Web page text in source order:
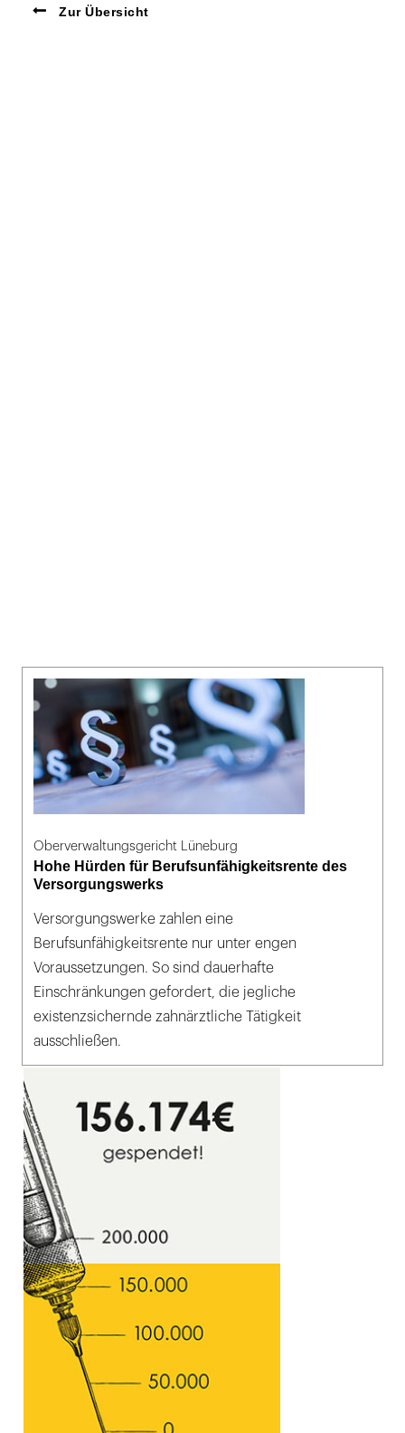
Zur Übersicht
Oberverwaltungsgericht Lüneburg
Hohe Hürden für Berufsunfähigkeitsrente des
Versorgungswerks
Versorgungswerke zahlen eine
Berufsunfähigkeitsrente nur unter engen
Voraussetzungen. So sind dauerhafte
Einschränkungen gefordert, die jegliche
existenzsichernde zahnärztliche Tätigkeit
ausschließen.